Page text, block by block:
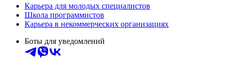
Карьера для молодых специалистов
Школа программистов
Карьера в некоммерческих организациях
Боты для уведомлений